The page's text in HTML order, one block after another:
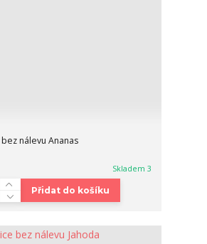
bez nálevu Ananas
Skladem 3
Přidat do košíku